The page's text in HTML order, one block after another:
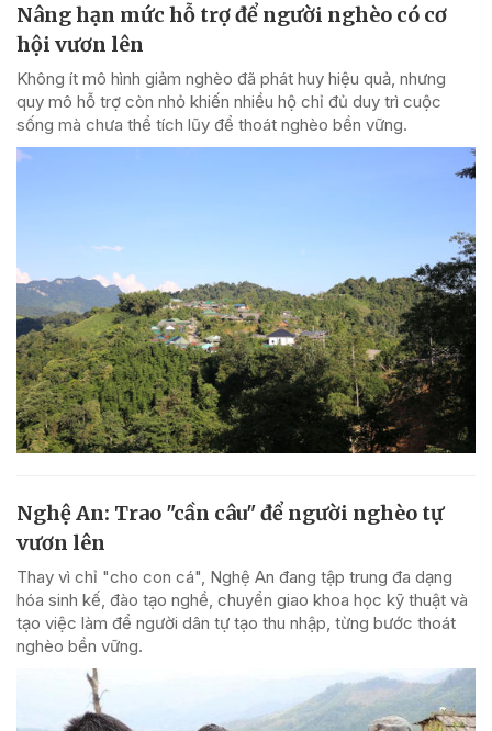
Nâng hạn mức hỗ trợ để người nghèo có cơ
hội vươn lên
Không ít mô hình giảm nghèo đã phát huy hiệu quả, nhưng
quy mô hỗ trợ còn nhỏ khiến nhiều hộ chỉ đủ duy trì cuộc
sống mà chưa thể tích lũy để thoát nghèo bền vững.
Nghệ An: Trao "cần câu" để người nghèo tự
vươn lên
Thay vì chỉ "cho con cá", Nghệ An đang tập trung đa dạng
hóa sinh kế, đào tạo nghề, chuyển giao khoa học kỹ thuật và
tạo việc làm để người dân tự tạo thu nhập, từng bước thoát
nghèo bền vững.